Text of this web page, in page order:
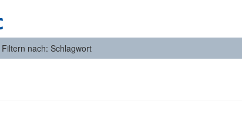
Filtern nach: Schlagwort